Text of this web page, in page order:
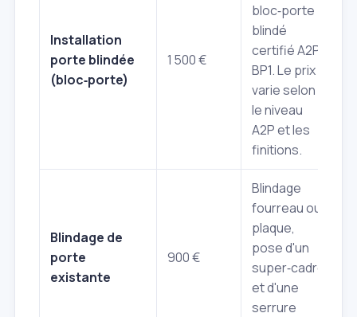
Installation
porte blindée
(bloc‑porte)
1 500 €
bloc‑porte
blindé
certifié A2P
BP1. Le prix
varie selon
le niveau
A2P et les
finitions.
Blindage de
porte
existante
900 €
Blindage
fourreau ou
plaque,
pose d'un
super‑cadre
et d'une
serrure